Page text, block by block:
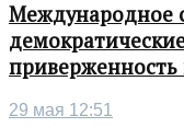
Международное
29 мая 12:51